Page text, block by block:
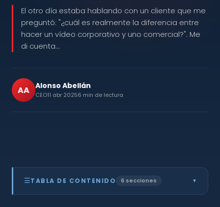
El otro día estaba hablando con un cliente que me
preguntó: "¿cuál es realmente la diferencia entre
hacer un vídeo corporativo y uno comercial?". Me
di cuenta…
AA Alonso Abellán
CEO11 abr 20256 min de lectura
☰TABLA DE CONTENIDO 6 secciones ▲